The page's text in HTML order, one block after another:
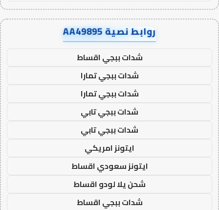
روابط نصية AA49895
شدات ببجي اقساط
شدات ببجي تمارا
شدات ببجي تمارا
شدات ببجي تابي
شدات ببجي تابي
ايتونز امريكي
ايتونز سعودي اقساط
شحن يلا لودو اقساط
شدات ببجي اقساط